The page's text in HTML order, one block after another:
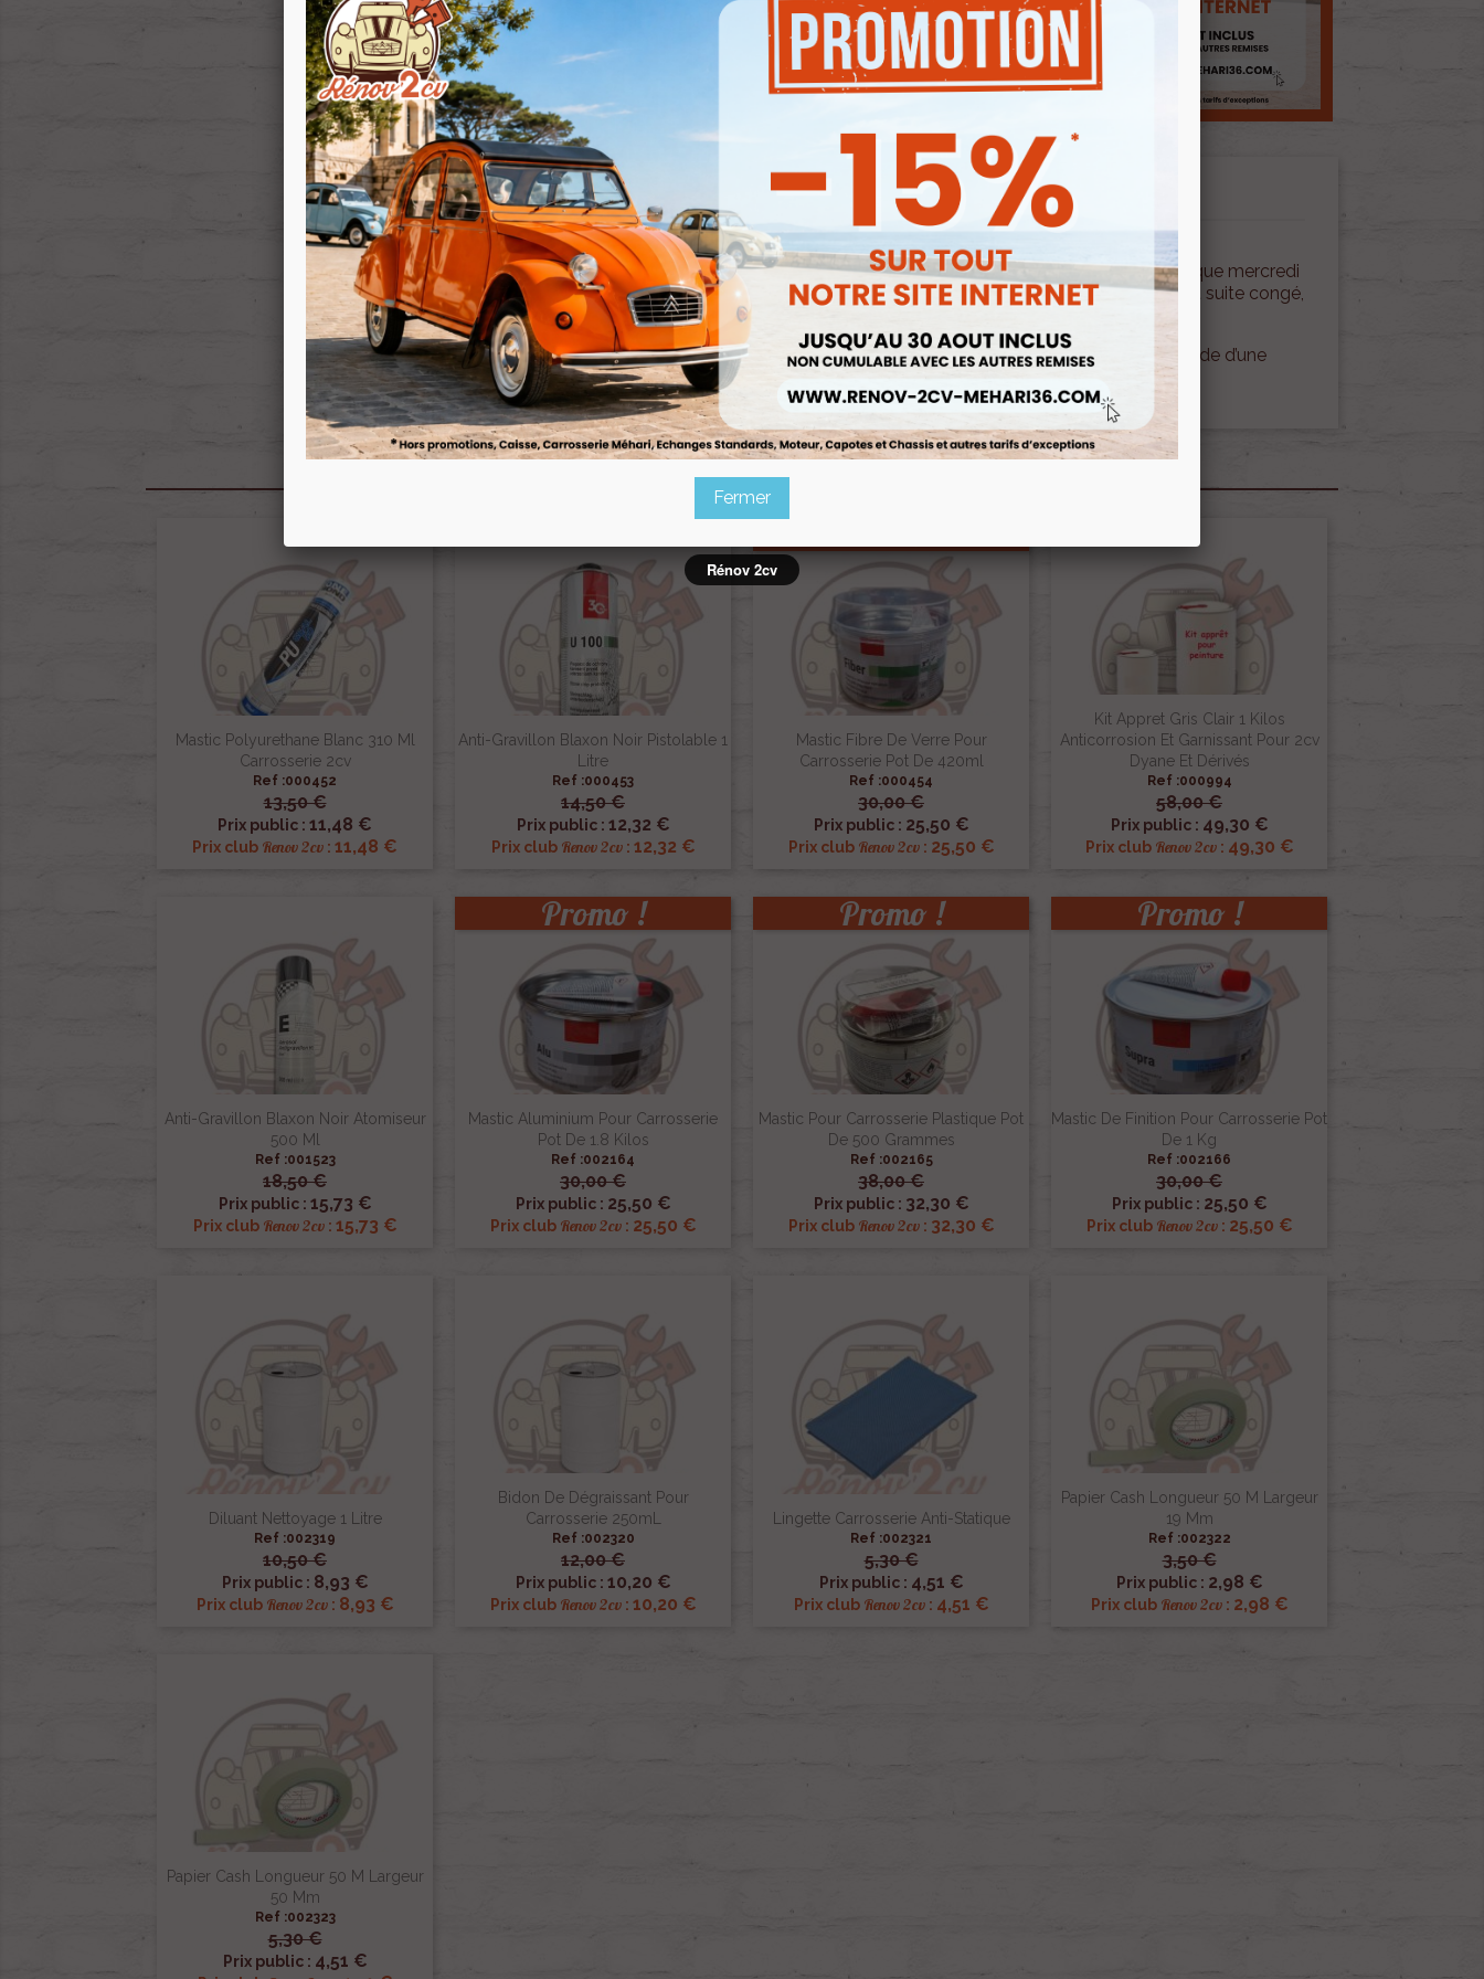
Description
Peinture non en stock, livraison en nos locaux chaque mercredi
uniquement (hors jours fériés et autre changement suite congé,
Ceci pourra donc retarder le départ de la commande d’une
semaine.??
Produits associés
Mastic Polyurethane Blanc 310 Ml
Carrosserie 2cv
Ref :000452
13,50 €
Prix public : 11,48 €
Prix club Renov 2cv : 11,48 €
 Aperçu rapide
Anti-Gravillon Blaxon Noir Pistolable 1
Litre
Ref :000453
14,50 €
Prix public : 12,32 €
Prix club Renov 2cv: 12,32 €
 Aperçu rapide
Mastic Fibre De Verre Pour
Carrosserie Pot De 420ml
Ref :000454
30,00 €
Prix public : 25,50 €
Prix club Renov 2cv: 25,50 €
 Aperçu rapide
Kit Appret Gris Clair 1 Kilos
Anticorrosion Et Garnissant Pour 2cv
Dyane Et Dérivés
Ref :000994
58,00 €
Prix public : 49,30 €
Prix club Renov 2cv: 49,30 €
 Aperçu rapide
Anti-Gravillon Blaxon Noir Atomiseur
500 Ml
Ref :001523
18,50 €
Prix public : 15,73 €
Prix club Renov 2cv: 15,73 €
 Aperçu rapide
Mastic Aluminium Pour Carrosserie
Pot De 1.8 Kilos
Ref :002164
30,00 €
Prix public : 25,50 €
Prix club Renov 2cv: 25,50 €
Promo !
 Aperçu rapide
Mastic Pour Carrosserie Plastique Pot
De 500 Grammes
Ref :002165
38,00 €
Prix public : 32,30 €
Prix club Renov 2cv: 32,30 €
Promo !
 Aperçu rapide
Mastic De Finition Pour Carrosserie Pot
De 1 Kg
Ref :002166
30,00 €
Prix public : 25,50 €
Prix club Renov 2cv: 25,50 €
Promo !
 Aperçu rapide
Diluant Nettoyage 1 Litre
Ref :002319
10,50 €
Prix public : 8,93 €
Prix club Renov 2cv: 8,93 €
 Aperçu rapide
Bidon De Dégraissant Pour
Carrosserie 250mL
Ref :002320
12,00 €
Prix public : 10,20 €
Prix club Renov 2cv: 10,20 €
 Aperçu rapide
Lingette Carrosserie Anti-Statique
Ref :002321
5,30 €
Prix public : 4,51 €
Prix club Renov 2cv: 4,51 €
 Aperçu rapide
Papier Cash Longueur 50 M Largeur
19 Mm
Ref :002322
3,50 €
Prix public : 2,98 €
Prix club Renov 2cv: 2,98 €
 Aperçu rapide
Papier Cash Longueur 50 M Largeur
50 Mm
Ref :002323
5,30 €
Prix public : 4,51 €
 Aperçu rapide
Fermer
Rénov 2cv